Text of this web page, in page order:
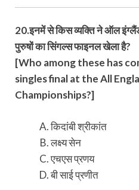
20.इनमें से किस व्यक्ति ने ऑल
पुरुषों का सिंगल्स फाइनल खेला है?
[Who among these has
singles final at the All
Championships?]
किदांबी श्रीकांत
लक्ष्य सेन
एचएस प्रणय
बी साई प्रणीत